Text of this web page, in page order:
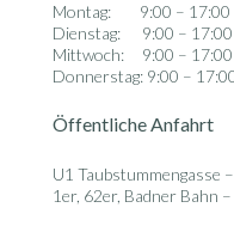
Montag: 9:00 – 17:00
Dienstag: 9:00 – 17:00
Mittwoch: 9:00 – 17:00
Donnerstag: 9:00 –
Öffentliche Anfahrt
U1 Taubstummengasse
1er, 62er, Badner Bahn